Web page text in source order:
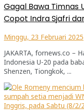
Gagal Bawa Timnas
Copot Indra Sjafri
Minggu, 23 Februari 2025
JAKARTA, fornews.co –
Indonesia U-20 pada
Shenzen, Tiongkok, ...